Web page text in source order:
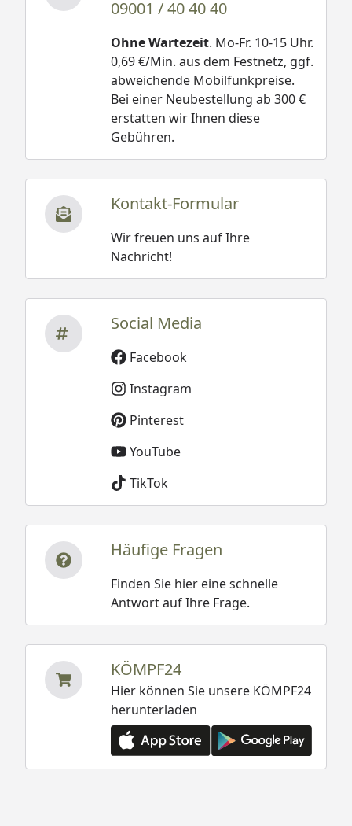
09001 / 40 40 40
Ohne Wartezeit. Mo-Fr. 10-15 Uhr.
0,69 €/Min. aus dem Festnetz, ggf.
abweichende Mobilfunkpreise.
Bei einer Neubestellung ab 300 €
erstatten wir Ihnen diese
Gebühren.
Kontakt-Formular
Wir freuen uns auf Ihre
Nachricht!
Social Media
Facebook
Instagram
Pinterest
YouTube
TikTok
Häufige Fragen
Finden Sie hier eine schnelle
Antwort auf Ihre Frage.
KÖMPF24
Hier können Sie unsere KÖMPF24
herunterladen